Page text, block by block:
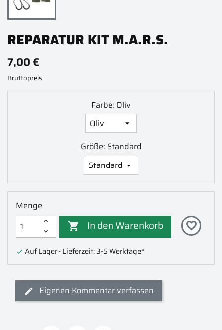
REPARATUR KIT M.A.R.S.
7,00 €
Bruttopreis
Farbe: Oliv
Größe: Standard
Menge
 In den Warenkorb favorite_border
 Auf Lager - Lieferzeit: 3-5 Werktage*
Eigenen Kommentar verfassen